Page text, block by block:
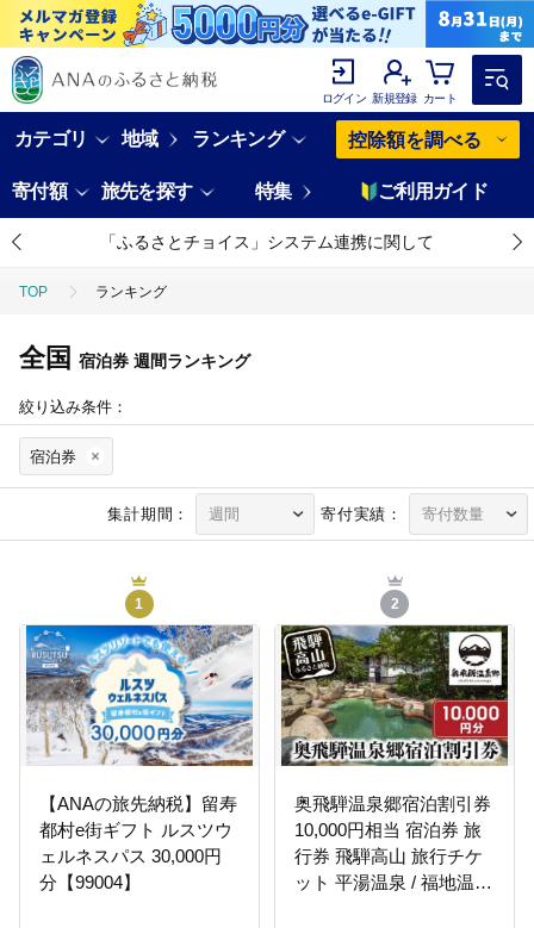
ログイン 新規登録 カート
カテゴリ 地域 ランキング 控除額を調べる
寄付額 旅先を探す 特集 ご利用ガイド
「ふるさとチョイス」システム連携に関して
TOP ランキング
全国 宿泊券 週間ランキング
絞り込み条件：
宿泊券
集計期間： 寄付実績：
1
【ANAの旅先納税】留寿
都村e街ギフト ルスツウ
ェルネスパス 30,000円
分【99004】
2
奥飛騨温泉郷宿泊割引券
10,000円相当 宿泊券 旅
行券 飛騨高山 旅行チケ
ット 平湯温泉 / 福地温泉